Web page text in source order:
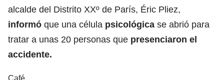
alcalde del Distrito XXº de París, Éric Pliez,
informó que una célula psicológica se abrió para
tratar a unas 20 personas que presenciaron el
accidente.
Café